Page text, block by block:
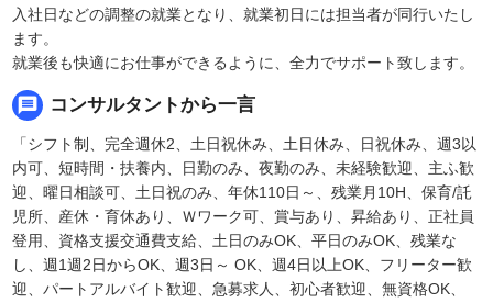
入社日などの調整の就業となり、就業初日には担当者が同行いたし
ます。
就業後も快適にお仕事ができるように、全力でサポート致します。
message コンサルタントから一言
「シフト制、完全週休2、土日祝休み、土日休み、日祝休み、週3以
内可、短時間・扶養内、日勤のみ、夜勤のみ、未経験歓迎、主ふ歓
迎、曜日相談可、土日祝のみ、年休110日～、残業月10H、保育/託
児所、産休・育休あり、Ｗワーク可、賞与あり、昇給あり、正社員
登用、資格支援交通費支給、土日のみOK、平日のみOK、残業な
し、週1週2日からOK、週3日～ OK、週4日以上OK、フリーター歓
迎、パートアルバイト歓迎、急募求人、初心者歓迎、無資格OK、